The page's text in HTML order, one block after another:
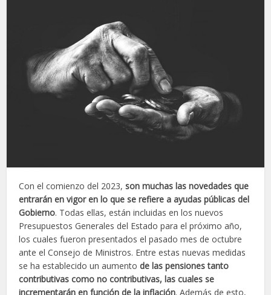
Con el comienzo del 2023, son muchas las novedades que
entrarán en vigor en lo que se refiere a ayudas públicas del
Gobierno. Todas ellas, están incluidas en los nuevos
Presupuestos Generales del Estado para el próximo año,
los cuales fueron presentados el pasado mes de octubre
ante el Consejo de Ministros. Entre estas nuevas medidas
se ha establecido un aumentode las pensiones tanto
contributivas como no contributivas, las cuales se
incrementarán en función de la inflación. Además de esto,